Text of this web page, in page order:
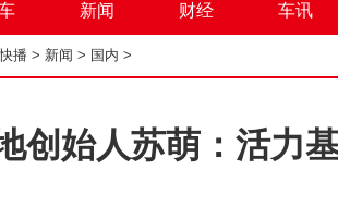
新闻 财经 车讯
播 > 新闻 > 国内 >
创始人苏萌：活力